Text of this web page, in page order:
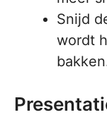
Snijd
wordt